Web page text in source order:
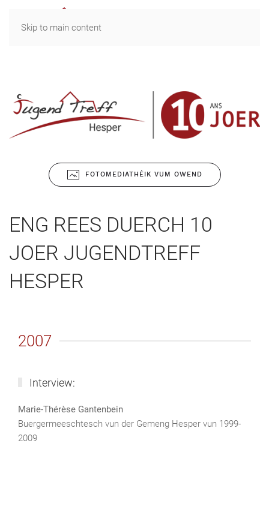
Skip to main content
FOTOMEDIATHÉIK VUM OWEND
ENG REES DUERCH 10
JOER JUGENDTREFF
HESPER
2007
Interview:
Marie-Thérèse Gantenbein
Buergermeeschtesch vun der Gemeng Hesper vun 1999-
2009